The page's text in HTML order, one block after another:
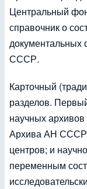
Центральный
справочник о
документальных
СССР.
Карточный
разделов.
научных
Архива АН СССР
центров; и
переменным